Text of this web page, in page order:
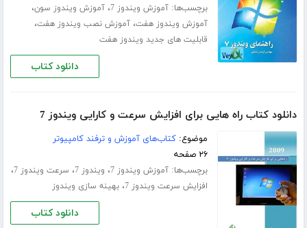
برچسب‌ها:آموزش ویندوز 7 ،آموزش ویندوز سون،
آموزش ویندوز هفت،آموزش نصب ویندوز هفت،
قابلیت های جدید ویندوز هفت
دانلود کتاب
دانلود کتاب راه هایی برای افزایش سرعت و کارایی ویندوز 7
موضوع:کتاب‌های آموزش و ترفند کامپیوتر
۲۶ صفحه
برچسب‌ها:آموزش ویندوز 7 ، ویندوز 7 ، سرعت ویندوز 7 ،
افزایش سرعت ویندوز 7 ،بهینه سازی ویندوز
دانلود کتاب